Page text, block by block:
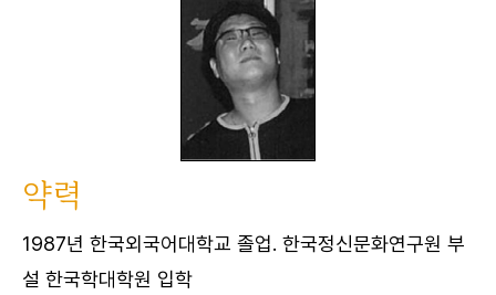
약력
1987년 한국외국어대학교 졸업. 한국정신문화연구원 부
설 한국학대학원 입학